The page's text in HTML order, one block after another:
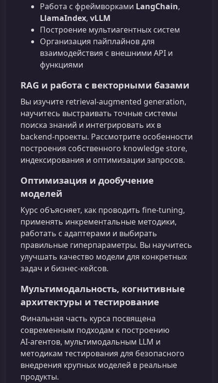
Работа с фреймворками LangChain,
LlamaIndex, vLLM
Построение мультиагентных систем
Организация пайплайнов для
взаимодействия с внешними API и
функциями
RAG и работа с векторными базами
Вы изучите retrieval-augmented generation,
научитесь выстраивать точные системы
поиска знаний и интегрировать их в
backend‑проекты. Рассмотрите особенности
построения собственного knowledge store,
индексирования и оптимизации запросов.
Оптимизация и дообучение
моделей
Курс объясняет, как проводить fine-tuning,
применять инкрементальные методики,
работать с адаптерами и выбирать
правильные гиперпараметры. Вы научитесь
улучшать качество модели для конкретных
задач и бизнес‑кейсов.
Мультимодальность, когнитивные
архитектуры и тестирование
Финальная часть курса посвящена
современным подходам к построению
AI‑агентов, мультимодальным LLM и
методикам тестирования для безопасного
внедрения крупных моделей в реальные
продукты.